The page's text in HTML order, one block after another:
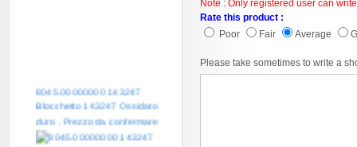
Note : Only registered user can
Rate this product :
Poor
Fair Average
Please take sometimes to write a
8045.00000000 143247
Blocchetto 143247 Ossidato